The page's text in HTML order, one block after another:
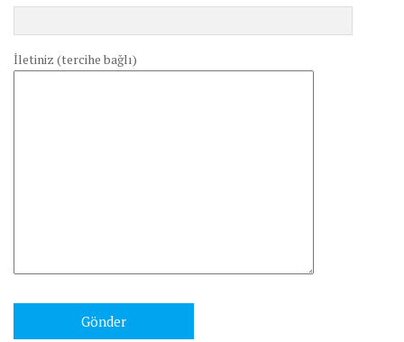
İletiniz (tercihe bağlı)